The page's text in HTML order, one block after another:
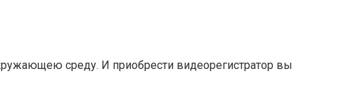
среду. И приобрести видеорегистратор вы